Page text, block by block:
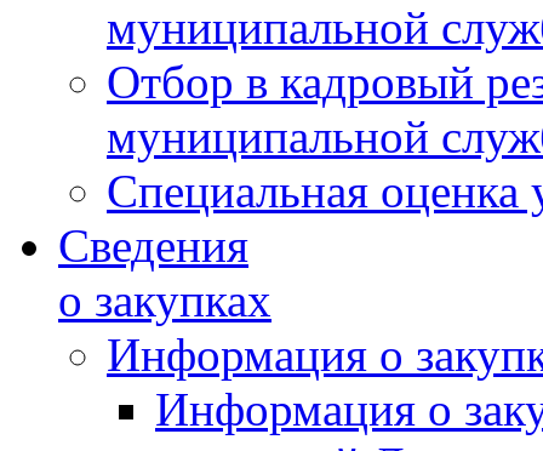
муниципальной
Отбор в кадровый
муниципальной
Специальная оценка
Сведения
о закупках
Информация о
Информация о